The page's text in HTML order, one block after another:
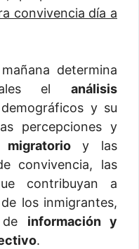
convivencia día a
determina
el análisis
y su
percepciones y
y las
convivencia, las
contribuyan a
los inmigrantes,
información y
.